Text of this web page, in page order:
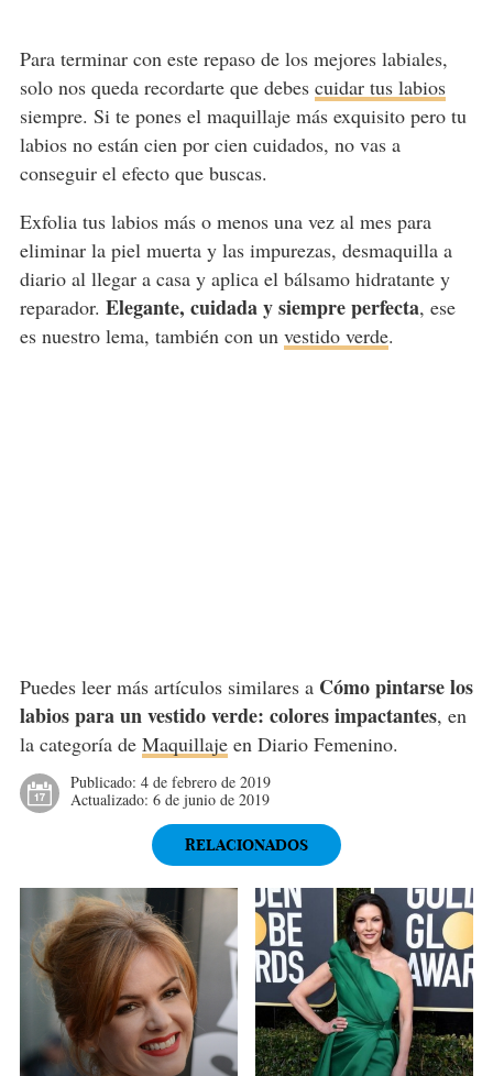
Para terminar con este repaso de los mejores labiales,
solo nos queda recordarte que debes cuidar tus labios
siempre. Si te pones el maquillaje más exquisito pero tu
labios no están cien por cien cuidados, no vas a
conseguir el efecto que buscas.
Exfolia tus labios más o menos una vez al mes para
eliminar la piel muerta y las impurezas, desmaquilla a
diario al llegar a casa y aplica el bálsamo hidratante y
reparador. Elegante, cuidada y siempre perfecta, ese
es nuestro lema, también con un vestido verde.
Puedes leer más artículos similares a Cómo pintarse los
labios para un vestido verde: colores impactantes, en
la categoría de Maquillajeen Diario Femenino.
Publicado: 4 de febrero de 2019
Actualizado: 6 de junio de 2019
RELACIONADOS